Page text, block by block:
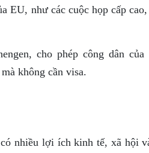
EU, như các cuộc họp cấp
cho phép công dân
không cần visa.
nhiều lợi ích kinh tế, xã hội